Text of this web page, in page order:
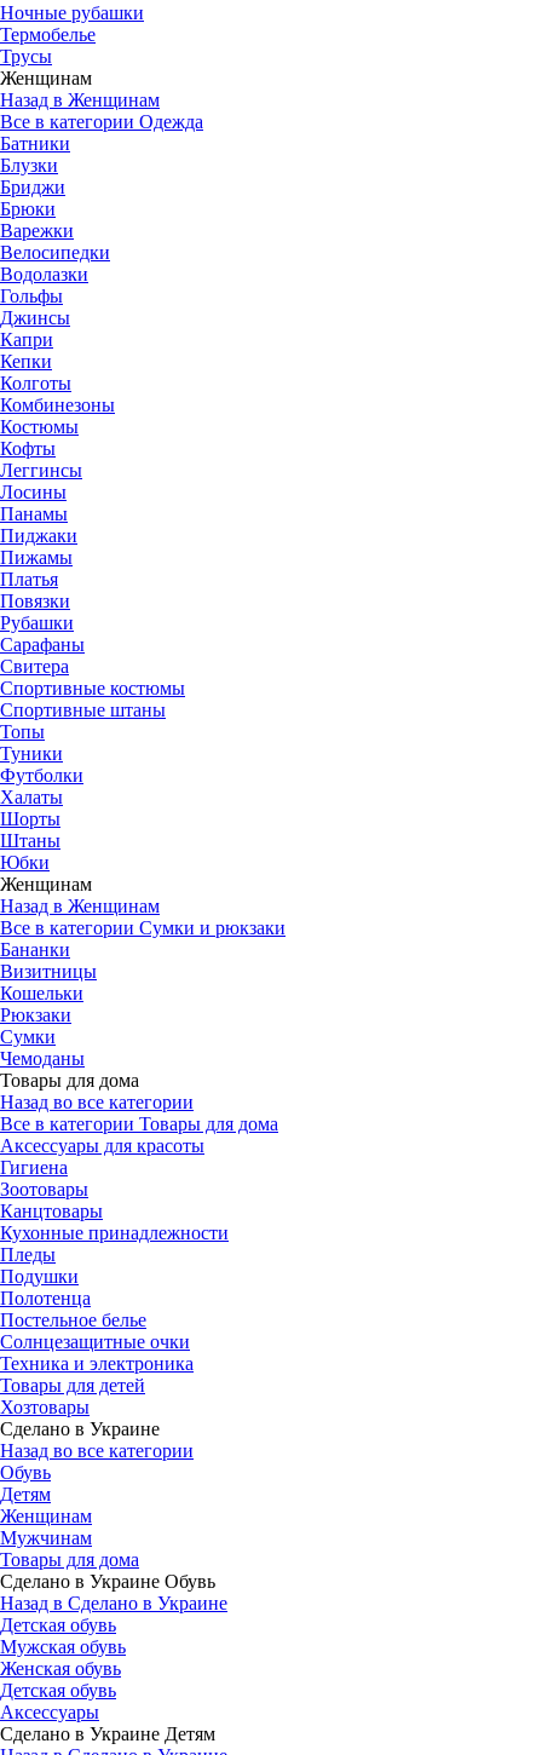
Ночные рубашки
Термобелье
Трусы
Женщинам
Назад в Женщинам
Все в категории Одежда
Батники
Блузки
Бриджи
Брюки
Варежки
Велосипедки
Водолазки
Гольфы
Джинсы
Капри
Кепки
Колготы
Комбинезоны
Костюмы
Кофты
Леггинсы
Лосины
Панамы
Пиджаки
Пижамы
Платья
Повязки
Рубашки
Сарафаны
Свитера
Спортивные костюмы
Спортивные штаны
Топы
Туники
Футболки
Халаты
Шорты
Штаны
Юбки
Женщинам
Назад в Женщинам
Все в категории Сумки и рюкзаки
Бананки
Визитницы
Кошельки
Рюкзаки
Сумки
Чемоданы
Товары для дома
Назад во все категории
Все в категории Товары для дома
Аксессуары для красоты
Гигиена
Зоотовары
Канцтовары
Кухонные принадлежности
Пледы
Подушки
Полотенца
Постельное белье
Солнцезащитные очки
Техника и электроника
Товары для детей
Хозтовары
Сделано в Украине
Назад во все категории
Обувь
Детям
Женщинам
Мужчинам
Товары для дома
Сделано в Украине Обувь
Назад в Сделано в Украине
Детская обувь
Мужская обувь
Женская обувь
Детская обувь
Аксессуары
Сделано в Украине Детям